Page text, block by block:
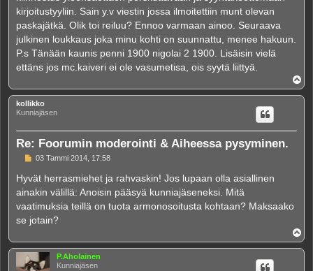
kirjoitustyyliin. Sain y.v viestin jossa ilmoitettiin munt olevan
paskajätkä. Olik toi reiluu? Ennoo varmaan ainoo. Seuraava
julkinen loukkaus joka minu kohti on suunnattu, menee hakuun.
P.s Tänään kaunis penni 1900 nigolai 2 1900. Lisäisin vielä
ettäns jos mc.kaiveri ei ole vasumetisa, ois syytä liittyä.
l
ö
kollikko
Kunniajäsen
Re: Foorumin moderointi & Aiheessa pysyminen.
V
e
t
i
03 Tammi 2014, 17:58
Hyvät herrasmiehet ja rahvaskin! Jos lupaan olla asiallinen
ainakin välillä: Anoisin pääsyä kunniajäseneksi. Mitä
vaatimuksia teillä on tuota armonosoitusta kohtaan? Maksaako
se jotain?
l
ö
P.Aholainen
Kunniajäsen